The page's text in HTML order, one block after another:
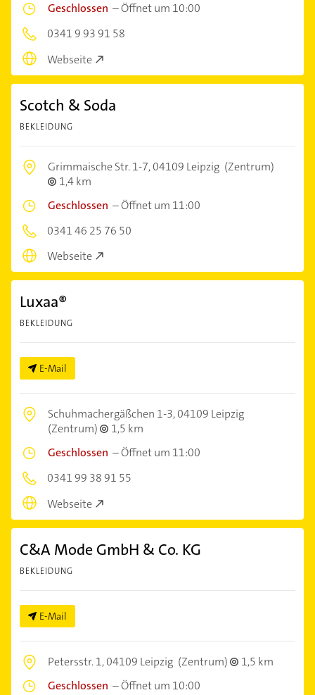
Geschlossen –Öffnet um 10:00
0341 9 93 91 58
Webseite
Scotch & Soda
BEKLEIDUNG
Grimmaische Str. 1-7,04109 Leipzig (Zentrum)
1,4 km
Geschlossen –Öffnet um 11:00
0341 46 25 76 50
Webseite
Luxaa®
BEKLEIDUNG
E-Mail
Schuhmachergäßchen 1-3,04109 Leipzig
(Zentrum)
1,5 km
Geschlossen –Öffnet um 11:00
0341 99 38 91 55
Webseite
C&A Mode GmbH & Co. KG
BEKLEIDUNG
E-Mail
Petersstr. 1,04109 Leipzig (Zentrum)
1,5 km
Geschlossen –Öffnet um 10:00